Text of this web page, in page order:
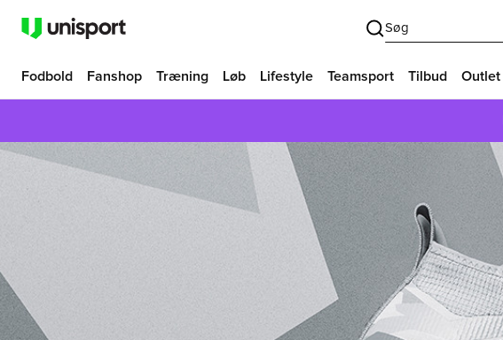
Søg
Fodbold Fanshop Træning Løb Lifestyle Teamsport Tilbud Outlet